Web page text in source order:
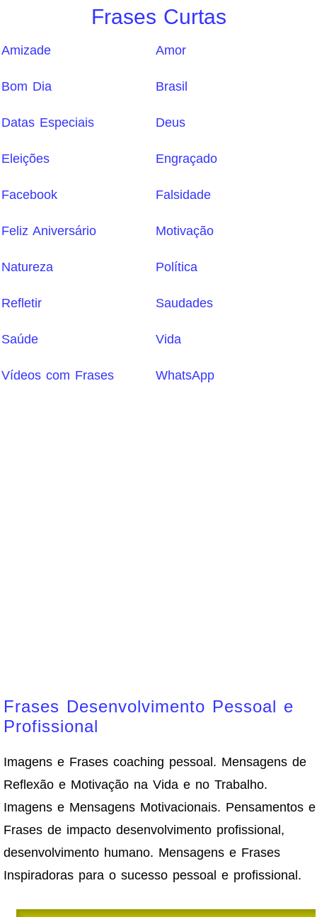
Frases Curtas
Amizade Amor
Bom Dia Brasil
Datas Especiais Deus
Eleições Engraçado
Facebook Falsidade
Feliz Aniversário Motivação
Natureza Política
Refletir Saudades
Saúde Vida
Vídeos com Frases WhatsApp
Frases Desenvolvimento Pessoal e
Profissional
Imagens e Frases coaching pessoal. Mensagens de
Reflexão e Motivação na Vida e no Trabalho.
Imagens e Mensagens Motivacionais. Pensamentos e
Frases de impacto desenvolvimento profissional,
desenvolvimento humano. Mensagens e Frases
Inspiradoras para o sucesso pessoal e profissional.